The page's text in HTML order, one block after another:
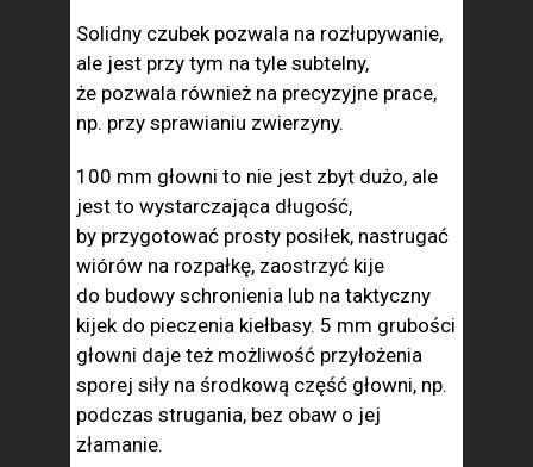
Solidny czubek pozwala na rozłupywanie,
ale jest przy tym na tyle subtelny,
że pozwala również na precyzyjne prace,
np. przy sprawianiu zwierzyny.
100 mm głowni to nie jest zbyt dużo, ale
jest to wystarczająca długość,
by przygotować prosty posiłek, nastrugać
wiórów na rozpałkę, zaostrzyć kije
do budowy schronienia lub na taktyczny
kijek do pieczenia kiełbasy. 5 mm grubości
głowni daje też możliwość przyłożenia
sporej siły na środkową część głowni, np.
podczas strugania, bez obaw o jej
złamanie.